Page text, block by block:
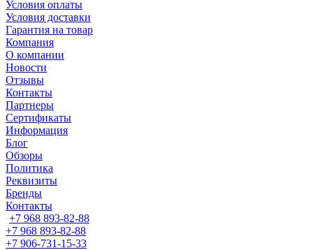
Условия оплаты
Условия доставки
Гарантия на товар
Компания
О компании
Новости
Отзывы
Контакты
Партнеры
Сертификаты
Информация
Блог
Обзоры
Политика
Реквизиты
Бренды
Контакты
+7 968 893-82-88
+7 968 893-82-88
+7 906-731-15-33